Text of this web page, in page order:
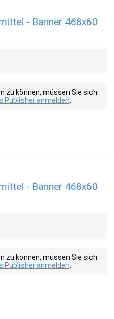
- Banner 468x60
zu können, müssen Sie sich
Publisher anmelden
- Banner 468x60
zu können, müssen Sie sich
Publisher anmelden